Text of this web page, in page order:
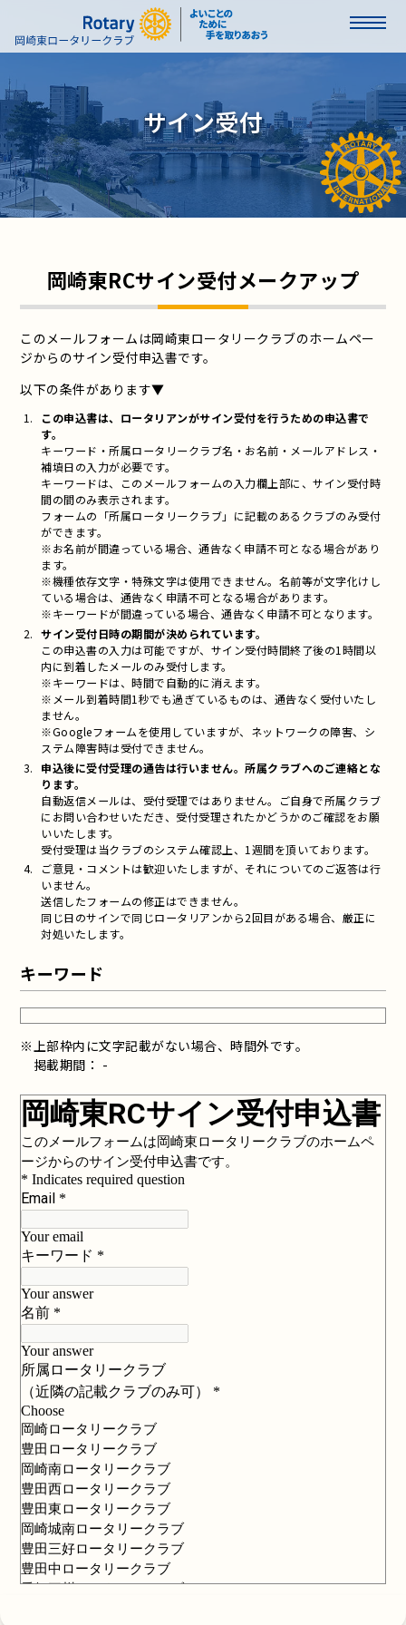
サイン受付
岡崎東RCサイン受付メークアップ
このメールフォームは岡崎東ロータリークラブのホームペー
ジからのサイン受付申込書です。
以下の条件があります▼
この申込書は、ロータリアンがサイン受付を行うための申込書で
す。
キーワード・所属ロータリークラブ名・お名前・メールアドレス・
補填日の入力が必要です。
キーワードは、このメールフォームの入力欄上部に、サイン受付時
間の間のみ表示されます。
フォームの「所属ロータリークラブ」に記載のあるクラブのみ受付
ができます。
※お名前が間違っている場合、通告なく申請不可となる場合があり
ます。
※機種依存文字・特殊文字は使用できません。名前等が文字化けし
ている場合は、通告なく申請不可となる場合があります。
※キーワードが間違っている場合、通告なく申請不可となります。
サイン受付日時の期間が決められています。
この申込書の入力は可能ですが、サイン受付時間終了後の1時間以
内に到着したメールのみ受付します。
※キーワードは、時間で自動的に消えます。
※メール到着時間1秒でも過ぎているものは、通告なく受付いたし
ません。
※Googleフォームを使用していますが、ネットワークの障害、シ
ステム障害時は受付できません。
申込後に受付受理の通告は行いません。所属クラブへのご連絡とな
ります。
自動返信メールは、受付受理ではありません。ご自身で所属クラブ
にお問い合わせいただき、受付受理されたかどうかのご確認をお願
いいたします。
受付受理は当クラブのシステム確認上、1週間を頂いております。
ご意見・コメントは歓迎いたしますが、それについてのご返答は行
いません。
送信したフォームの修正はできません。
同じ日のサインで同じロータリアンから2回目がある場合、厳正に
対処いたします。
キーワード
※上部枠内に文字記載がない場合、時間外です。
掲載期間： -